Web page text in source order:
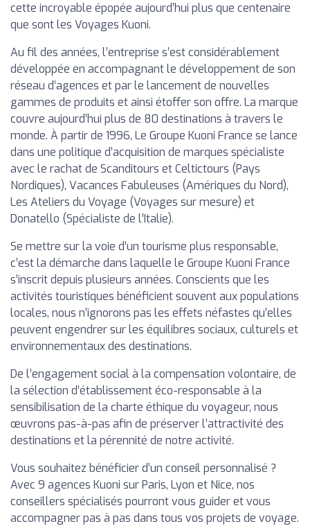
cette incroyable épopée aujourd’hui plus que centenaire
que sont les Voyages Kuoni.
Au fil des années, l’entreprise s’est considérablement
développée en accompagnant le développement de son
réseau d’agences et par le lancement de nouvelles
gammes de produits et ainsi étoffer son offre. La marque
couvre aujourd’hui plus de 80 destinations à travers le
monde. À partir de 1996, Le Groupe Kuoni France se lance
dans une politique d’acquisition de marques spécialiste
avec le rachat de Scanditours et Celtictours (Pays
Nordiques), Vacances Fabuleuses (Amériques du Nord),
Les Ateliers du Voyage (Voyages sur mesure) et
Donatello (Spécialiste de l’Italie).
Se mettre sur la voie d’un tourisme plus responsable,
c’est la démarche dans laquelle le Groupe Kuoni France
s’inscrit depuis plusieurs années. Conscients que les
activités touristiques bénéficient souvent aux populations
locales, nous n’ignorons pas les effets néfastes qu’elles
peuvent engendrer sur les équilibres sociaux, culturels et
environnementaux des destinations.
De l’engagement social à la compensation volontaire, de
la sélection d’établissement éco-responsable à la
sensibilisation de la charte éthique du voyageur, nous
œuvrons pas-à-pas afin de préserver l’attractivité des
destinations et la pérennité de notre activité.
Vous souhaitez bénéficier d’un conseil personnalisé ?
Avec 9 agences Kuoni sur Paris, Lyon et Nice, nos
conseillers spécialisés pourront vous guider et vous
accompagner pas à pas dans tous vos projets de voyage.